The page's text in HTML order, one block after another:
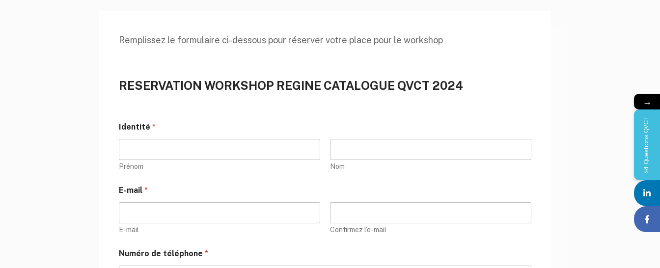
Remplissez le formulaire ci-dessous pour réserver votre place pour le workshop
RESERVATION WORKSHOP REGINE CATALOGUE QVCT 2024
Identité *
Prénom Nom
E-mail *
E-mail Confirmez l’e-mail
Numéro de téléphone *
→
Questions QVCT